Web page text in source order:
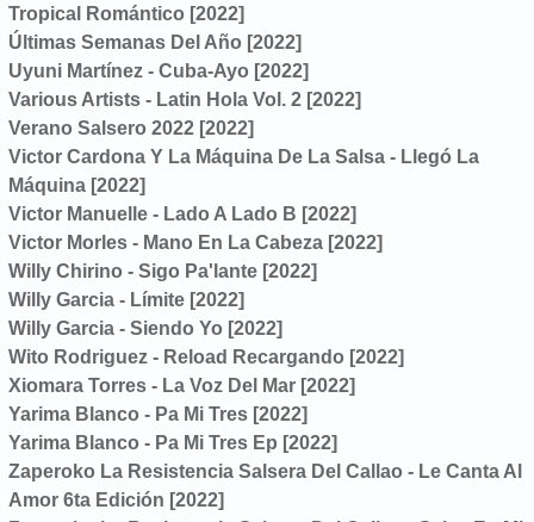
Tropical Romántico [2022]
Últimas Semanas Del Año [2022]
Uyuni Martínez - Cuba-Ayo [2022]
Various Artists - Latin Hola Vol. 2 [2022]
Verano Salsero 2022 [2022]
Victor Cardona Y La Máquina De La Salsa - Llegó La
Máquina [2022]
Victor Manuelle - Lado A Lado B [2022]
Victor Morles - Mano En La Cabeza [2022]
Willy Chirino - Sigo Pa'lante [2022]
Willy Garcia - Límite [2022]
Willy Garcia - Siendo Yo [2022]
Wito Rodriguez - Reload Recargando [2022]
Xiomara Torres - La Voz Del Mar [2022]
Yarima Blanco - Pa Mi Tres [2022]
Yarima Blanco - Pa Mi Tres Ep [2022]
Zaperoko La Resistencia Salsera Del Callao - Le Canta Al
Amor 6ta Edición [2022]